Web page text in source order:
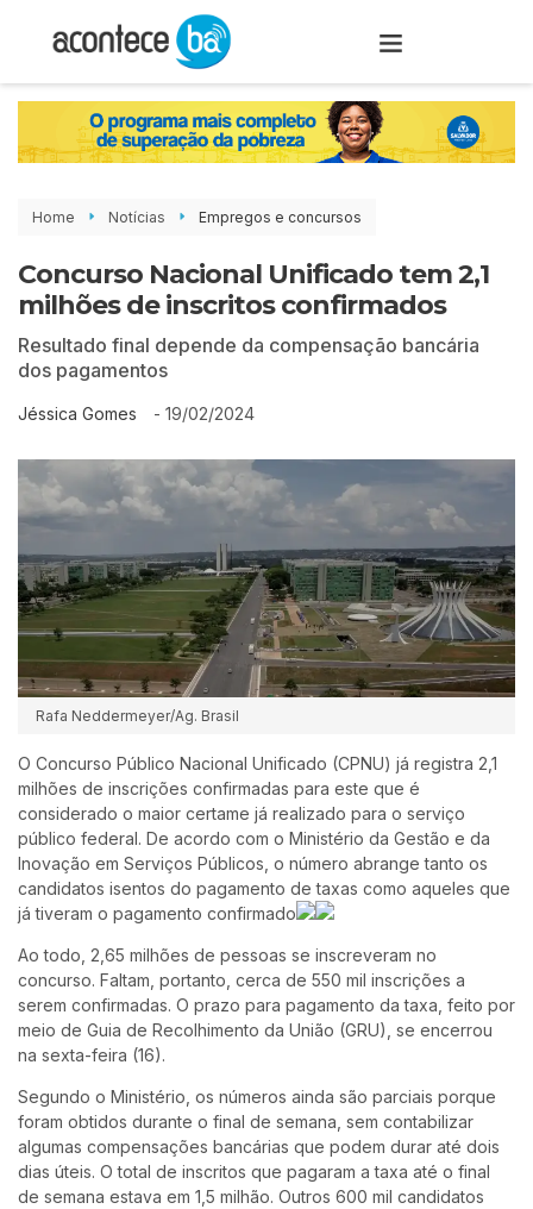
Home Notícias Empregos e concursos
Concurso Nacional Unificado tem 2,1
milhões de inscritos confirmados
Resultado final depende da compensação bancária
dos pagamentos
Jéssica Gomes - 19/02/2024
Rafa Neddermeyer/Ag. Brasil
O Concurso Público Nacional Unificado (CPNU) já registra 2,1
milhões de inscrições confirmadas para este que é
considerado o maior certame já realizado para o serviço
público federal. De acordo com o Ministério da Gestão e da
Inovação em Serviços Públicos, o número abrange tanto os
candidatos isentos do pagamento de taxas como aqueles que
já tiveram o pagamento confirmado
Ao todo, 2,65 milhões de pessoas se inscreveram no
concurso. Faltam, portanto, cerca de 550 mil inscrições a
serem confirmadas. O prazo para pagamento da taxa, feito por
meio de Guia de Recolhimento da União (GRU), se encerrou
na sexta-feira (16).
Segundo o Ministério, os números ainda são parciais porque
foram obtidos durante o final de semana, sem contabilizar
algumas compensações bancárias que podem durar até dois
dias úteis. O total de inscritos que pagaram a taxa até o final
de semana estava em 1,5 milhão. Outros 600 mil candidatos